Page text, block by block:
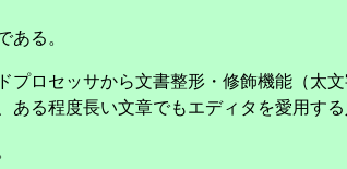
ある。
ロセッサから文書整形・修飾機能（太
ある程度長い文章でもエディタを愛用する